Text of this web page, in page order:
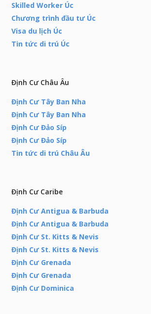
Skilled Worker Úc
Chương trình đầu tư Úc
Visa du lịch Úc
Tin tức di trú Úc
Định Cư Châu Âu
Định Cư Tây Ban Nha
Định Cư Tây Ban Nha
Định Cư Đảo Síp
Định Cư Đảo Síp
Tin tức di trú Châu Âu
Định Cư Caribe
Định Cư Antigua & Barbuda
Định Cư Antigua & Barbuda
Định Cư St. Kitts & Nevis
Định Cư St. Kitts & Nevis
Định Cư Grenada
Định Cư Grenada
Định Cư Dominica